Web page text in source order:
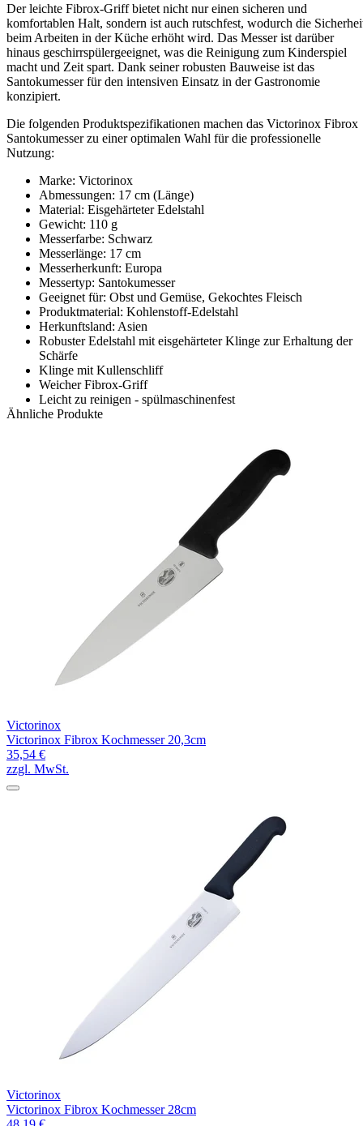
Der leichte Fibrox-Griff bietet nicht nur einen sicheren und
komfortablen Halt, sondern ist auch rutschfest, wodurch die
beim Arbeiten in der Küche erhöht wird. Das Messer ist darüber
hinaus geschirrspülergeeignet, was die Reinigung zum Kinderspiel
macht und Zeit spart. Dank seiner robusten Bauweise ist das
Santokumesser für den intensiven Einsatz in der Gastronomie
konzipiert.
Die folgenden Produktspezifikationen machen das Victorinox Fibrox
Santokumesser zu einer optimalen Wahl für die professionelle
Nutzung:
Marke: Victorinox
Abmessungen: 17 cm (Länge)
Material: Eisgehärteter Edelstahl
Gewicht: 110 g
Messerfarbe: Schwarz
Messerlänge: 17 cm
Messerherkunft: Europa
Messertyp: Santokumesser
Geeignet für: Obst und Gemüse, Gekochtes Fleisch
Produktmaterial: Kohlenstoff-Edelstahl
Herkunftsland: Asien
Robuster Edelstahl mit eisgehärteter Klinge zur Erhaltung der
Schärfe
Klinge mit Kullenschliff
Weicher Fibrox-Griff
Leicht zu reinigen - spülmaschinenfest
Ähnliche Produkte
Victorinox
Victorinox Fibrox Kochmesser 20,3cm
35,54 €
zzgl. MwSt.
Victorinox
Victorinox Fibrox Kochmesser 28cm